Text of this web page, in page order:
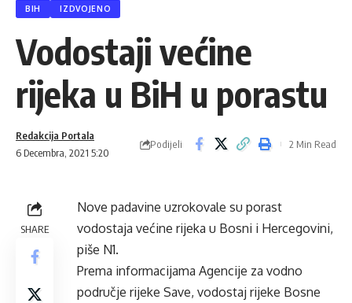
BIH IZDVOJENO
Vodostaji većine
rijeka u BiH u porastu
6 Decembra, 2021 5:20
Redakcija Portala
Podijeli 2 Min Read
SHARE
Nove padavine uzrokovale su porast
vodostaja većine rijeka u Bosni i Hercegovini,
piše N1.
Prema informacijama Agencije za vodno
područje rijeke Save, vodostaj rijeke Bosne